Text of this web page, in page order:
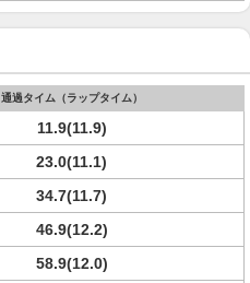
通過タイム（ラップタイム）
11.9(11.9)
23.0(11.1)
34.7(11.7)
46.9(12.2)
58.9(12.0)